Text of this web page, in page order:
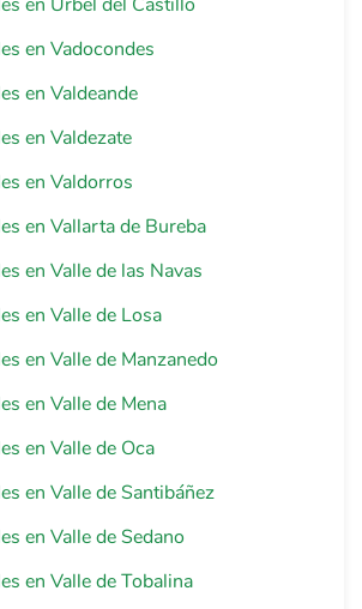
en Vadocondes
en Valdeande
en Valdezate
en Valdorros
en Vallarta de Bureba
en Valle de las Navas
en Valle de Losa
en Valle de Manzanedo
en Valle de Mena
en Valle de Oca
en Valle de Santibáñez
en Valle de Sedano
en Valle de Tobalina